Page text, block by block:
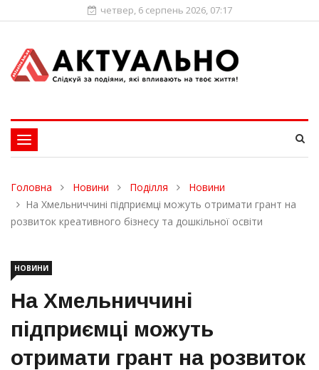
четвер, 6 серпень 2026, 07:17
Toggle
navigation
Головна Новини Поділля
Новини
На Хмельниччині підприємці можуть отримати грант на
розвиток креативного бізнесу та дошкільної освіти
НОВИНИ
На Хмельниччині
підприємці можуть
отримати грант на розвиток